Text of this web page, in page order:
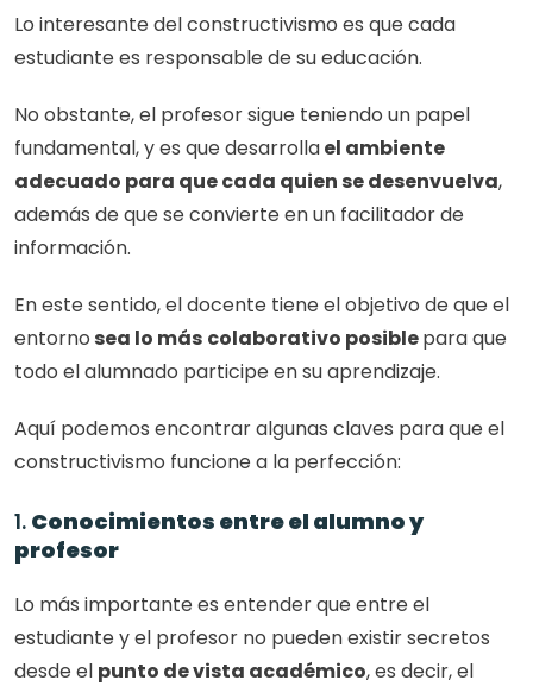
Lo interesante del constructivismo es que cada
estudiante es responsable de su educación.
No obstante, el profesor sigue teniendo un papel
fundamental, y es que desarrolla el ambiente
adecuado para que cada quien se desenvuelva,
además de que se convierte en un facilitador de
información.
En este sentido, el docente tiene el objetivo de que el
entorno sea lo más colaborativo posible para que
todo el alumnado participe en su aprendizaje.
Aquí podemos encontrar algunas claves para que el
constructivismo funcione a la perfección:
1. Conocimientos entre el alumno y
profesor
Lo más importante es entender que entre el
estudiante y el profesor no pueden existir secretos
desde el punto de vista académico, es decir, el